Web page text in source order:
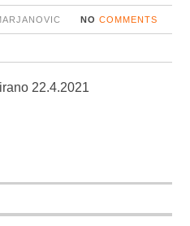
NO COMMENTS
22.4.2021